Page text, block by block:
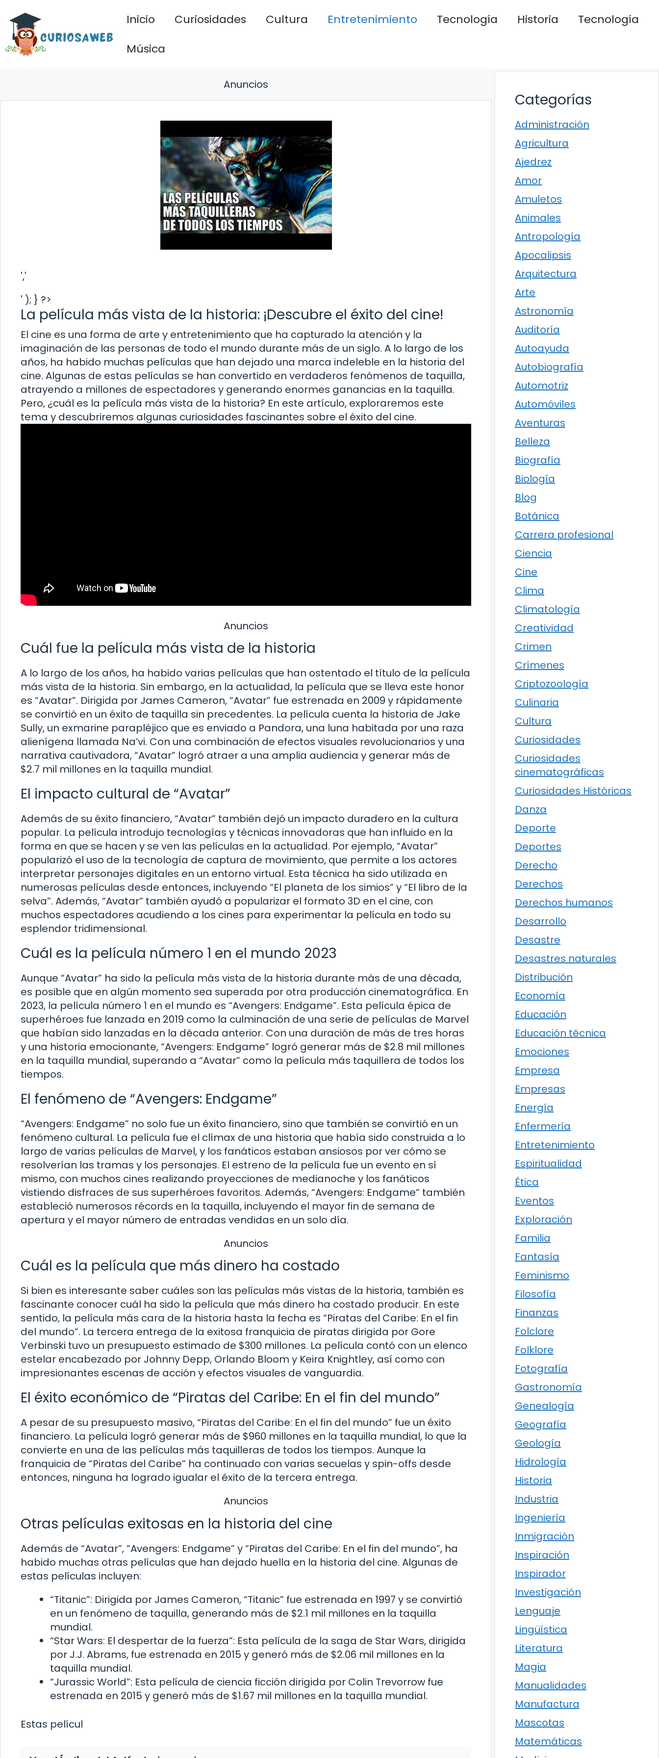
contenido
Inicio Curiosidades Cultura Entretenimiento Tecnología Historia
Tecnología
Música
Anuncios
','
' ); } ?>
La película más vista de la historia: ¡Descubre el éxito del cine!
El cine es una forma de arte y entretenimiento que ha capturado la atención y la
imaginación de las personas de todo el mundo durante más de un siglo. A lo largo de los
años, ha habido muchas películas que han dejado una marca indeleble en la historia del
cine. Algunas de estas películas se han convertido en verdaderos fenómenos de taquilla,
atrayendo a millones de espectadores y generando enormes ganancias en la taquilla.
Pero, ¿cuál es la película más vista de la historia? En este artículo, exploraremos este
tema y descubriremos algunas curiosidades fascinantes sobre el éxito del cine.
Anuncios
Cuál fue la película más vista de la historia
A lo largo de los años, ha habido varias películas que han ostentado el título de la película
más vista de la historia. Sin embargo, en la actualidad, la película que se lleva este honor
es “Avatar”. Dirigida por James Cameron, “Avatar” fue estrenada en 2009 y rápidamente
se convirtió en un éxito de taquilla sin precedentes. La película cuenta la historia de Jake
Sully, un exmarine parapléjico que es enviado a Pandora, una luna habitada por una raza
alienígena llamada Na’vi. Con una combinación de efectos visuales revolucionarios y una
narrativa cautivadora, “Avatar” logró atraer a una amplia audiencia y generar más de
$2.7 mil millones en la taquilla mundial.
El impacto cultural de “Avatar”
Además de su éxito financiero, “Avatar” también dejó un impacto duradero en la cultura
popular. La película introdujo tecnologías y técnicas innovadoras que han influido en la
forma en que se hacen y se ven las películas en la actualidad. Por ejemplo, “Avatar”
popularizó el uso de la tecnología de captura de movimiento, que permite a los actores
interpretar personajes digitales en un entorno virtual. Esta técnica ha sido utilizada en
numerosas películas desde entonces, incluyendo “El planeta de los simios” y “El libro de la
selva”. Además, “Avatar” también ayudó a popularizar el formato 3D en el cine, con
muchos espectadores acudiendo a los cines para experimentar la película en todo su
esplendor tridimensional.
Cuál es la película número 1 en el mundo 2023
Aunque “Avatar” ha sido la película más vista de la historia durante más de una década,
es posible que en algún momento sea superada por otra producción cinematográfica. En
2023, la película número 1 en el mundo es “Avengers: Endgame”. Esta película épica de
superhéroes fue lanzada en 2019 como la culminación de una serie de películas de Marvel
que habían sido lanzadas en la década anterior. Con una duración de más de tres horas
y una historia emocionante, “Avengers: Endgame” logró generar más de $2.8 mil millones
en la taquilla mundial, superando a “Avatar” como la película más taquillera de todos los
tiempos.
El fenómeno de “Avengers: Endgame”
“Avengers: Endgame” no solo fue un éxito financiero, sino que también se convirtió en un
fenómeno cultural. La película fue el clímax de una historia que había sido construida a lo
largo de varias películas de Marvel, y los fanáticos estaban ansiosos por ver cómo se
resolverían las tramas y los personajes. El estreno de la película fue un evento en sí
mismo, con muchos cines realizando proyecciones de medianoche y los fanáticos
vistiendo disfraces de sus superhéroes favoritos. Además, “Avengers: Endgame” también
estableció numerosos récords en la taquilla, incluyendo el mayor fin de semana de
apertura y el mayor número de entradas vendidas en un solo día.
Anuncios
Cuál es la película que más dinero ha costado
Si bien es interesante saber cuáles son las películas más vistas de la historia, también es
fascinante conocer cuál ha sido la película que más dinero ha costado producir. En este
sentido, la película más cara de la historia hasta la fecha es “Piratas del Caribe: En el fin
del mundo”. La tercera entrega de la exitosa franquicia de piratas dirigida por Gore
Verbinski tuvo un presupuesto estimado de $300 millones. La película contó con un elenco
estelar encabezado por Johnny Depp, Orlando Bloom y Keira Knightley, así como con
impresionantes escenas de acción y efectos visuales de vanguardia.
El éxito económico de “Piratas del Caribe: En el fin del mundo”
A pesar de su presupuesto masivo, “Piratas del Caribe: En el fin del mundo” fue un éxito
financiero. La película logró generar más de $960 millones en la taquilla mundial, lo que la
convierte en una de las películas más taquilleras de todos los tiempos. Aunque la
franquicia de “Piratas del Caribe” ha continuado con varias secuelas y spin-offs desde
entonces, ninguna ha logrado igualar el éxito de la tercera entrega.
Anuncios
Otras películas exitosas en la historia del cine
Además de “Avatar”, “Avengers: Endgame” y “Piratas del Caribe: En el fin del mundo”, ha
habido muchas otras películas que han dejado huella en la historia del cine. Algunas de
estas películas incluyen:
“Titanic”: Dirigida por James Cameron, “Titanic” fue estrenada en 1997 y se convirtió
en un fenómeno de taquilla, generando más de $2.1 mil millones en la taquilla
mundial.
“Star Wars: El despertar de la fuerza”: Esta película de la saga de Star Wars, dirigida
por J.J. Abrams, fue estrenada en 2015 y generó más de $2.06 mil millones en la
taquilla mundial.
“Jurassic World”: Esta película de ciencia ficción dirigida por Colin Trevorrow fue
estrenada en 2015 y generó más de $1.67 mil millones en la taquilla mundial.
Estas películ
Categorías
Administración
Agricultura
Ajedrez
Amor
Amuletos
Animales
Antropología
Apocalipsis
Arquitectura
Arte
Astronomía
Auditoría
Autoayuda
Autobiografía
Automotriz
Automóviles
Aventuras
Belleza
Biografía
Biología
Blog
Botánica
Carrera profesional
Ciencia
Cine
Clima
Climatología
Creatividad
Crimen
Crímenes
Criptozoología
Culinaria
Cultura
Curiosidades
Curiosidades
cinematográficas
Curiosidades Históricas
Danza
Deporte
Deportes
Derecho
Derechos
Derechos humanos
Desarrollo
Desastre
Desastres naturales
Distribución
Economía
Educación
Educación técnica
Emociones
Empresa
Empresas
Energía
Enfermería
Entretenimiento
Espiritualidad
Ética
Eventos
Exploración
Familia
Fantasía
Feminismo
Filosofía
Finanzas
Folclore
Folklore
Fotografía
Gastronomía
Genealogía
Geografía
Geología
Hidrología
Historia
Industria
Ingeniería
Inmigración
Inspiración
Inspirador
Investigación
Lenguaje
Lingüística
Literatura
Magia
Manualidades
Manufactura
Mascotas
Matemáticas